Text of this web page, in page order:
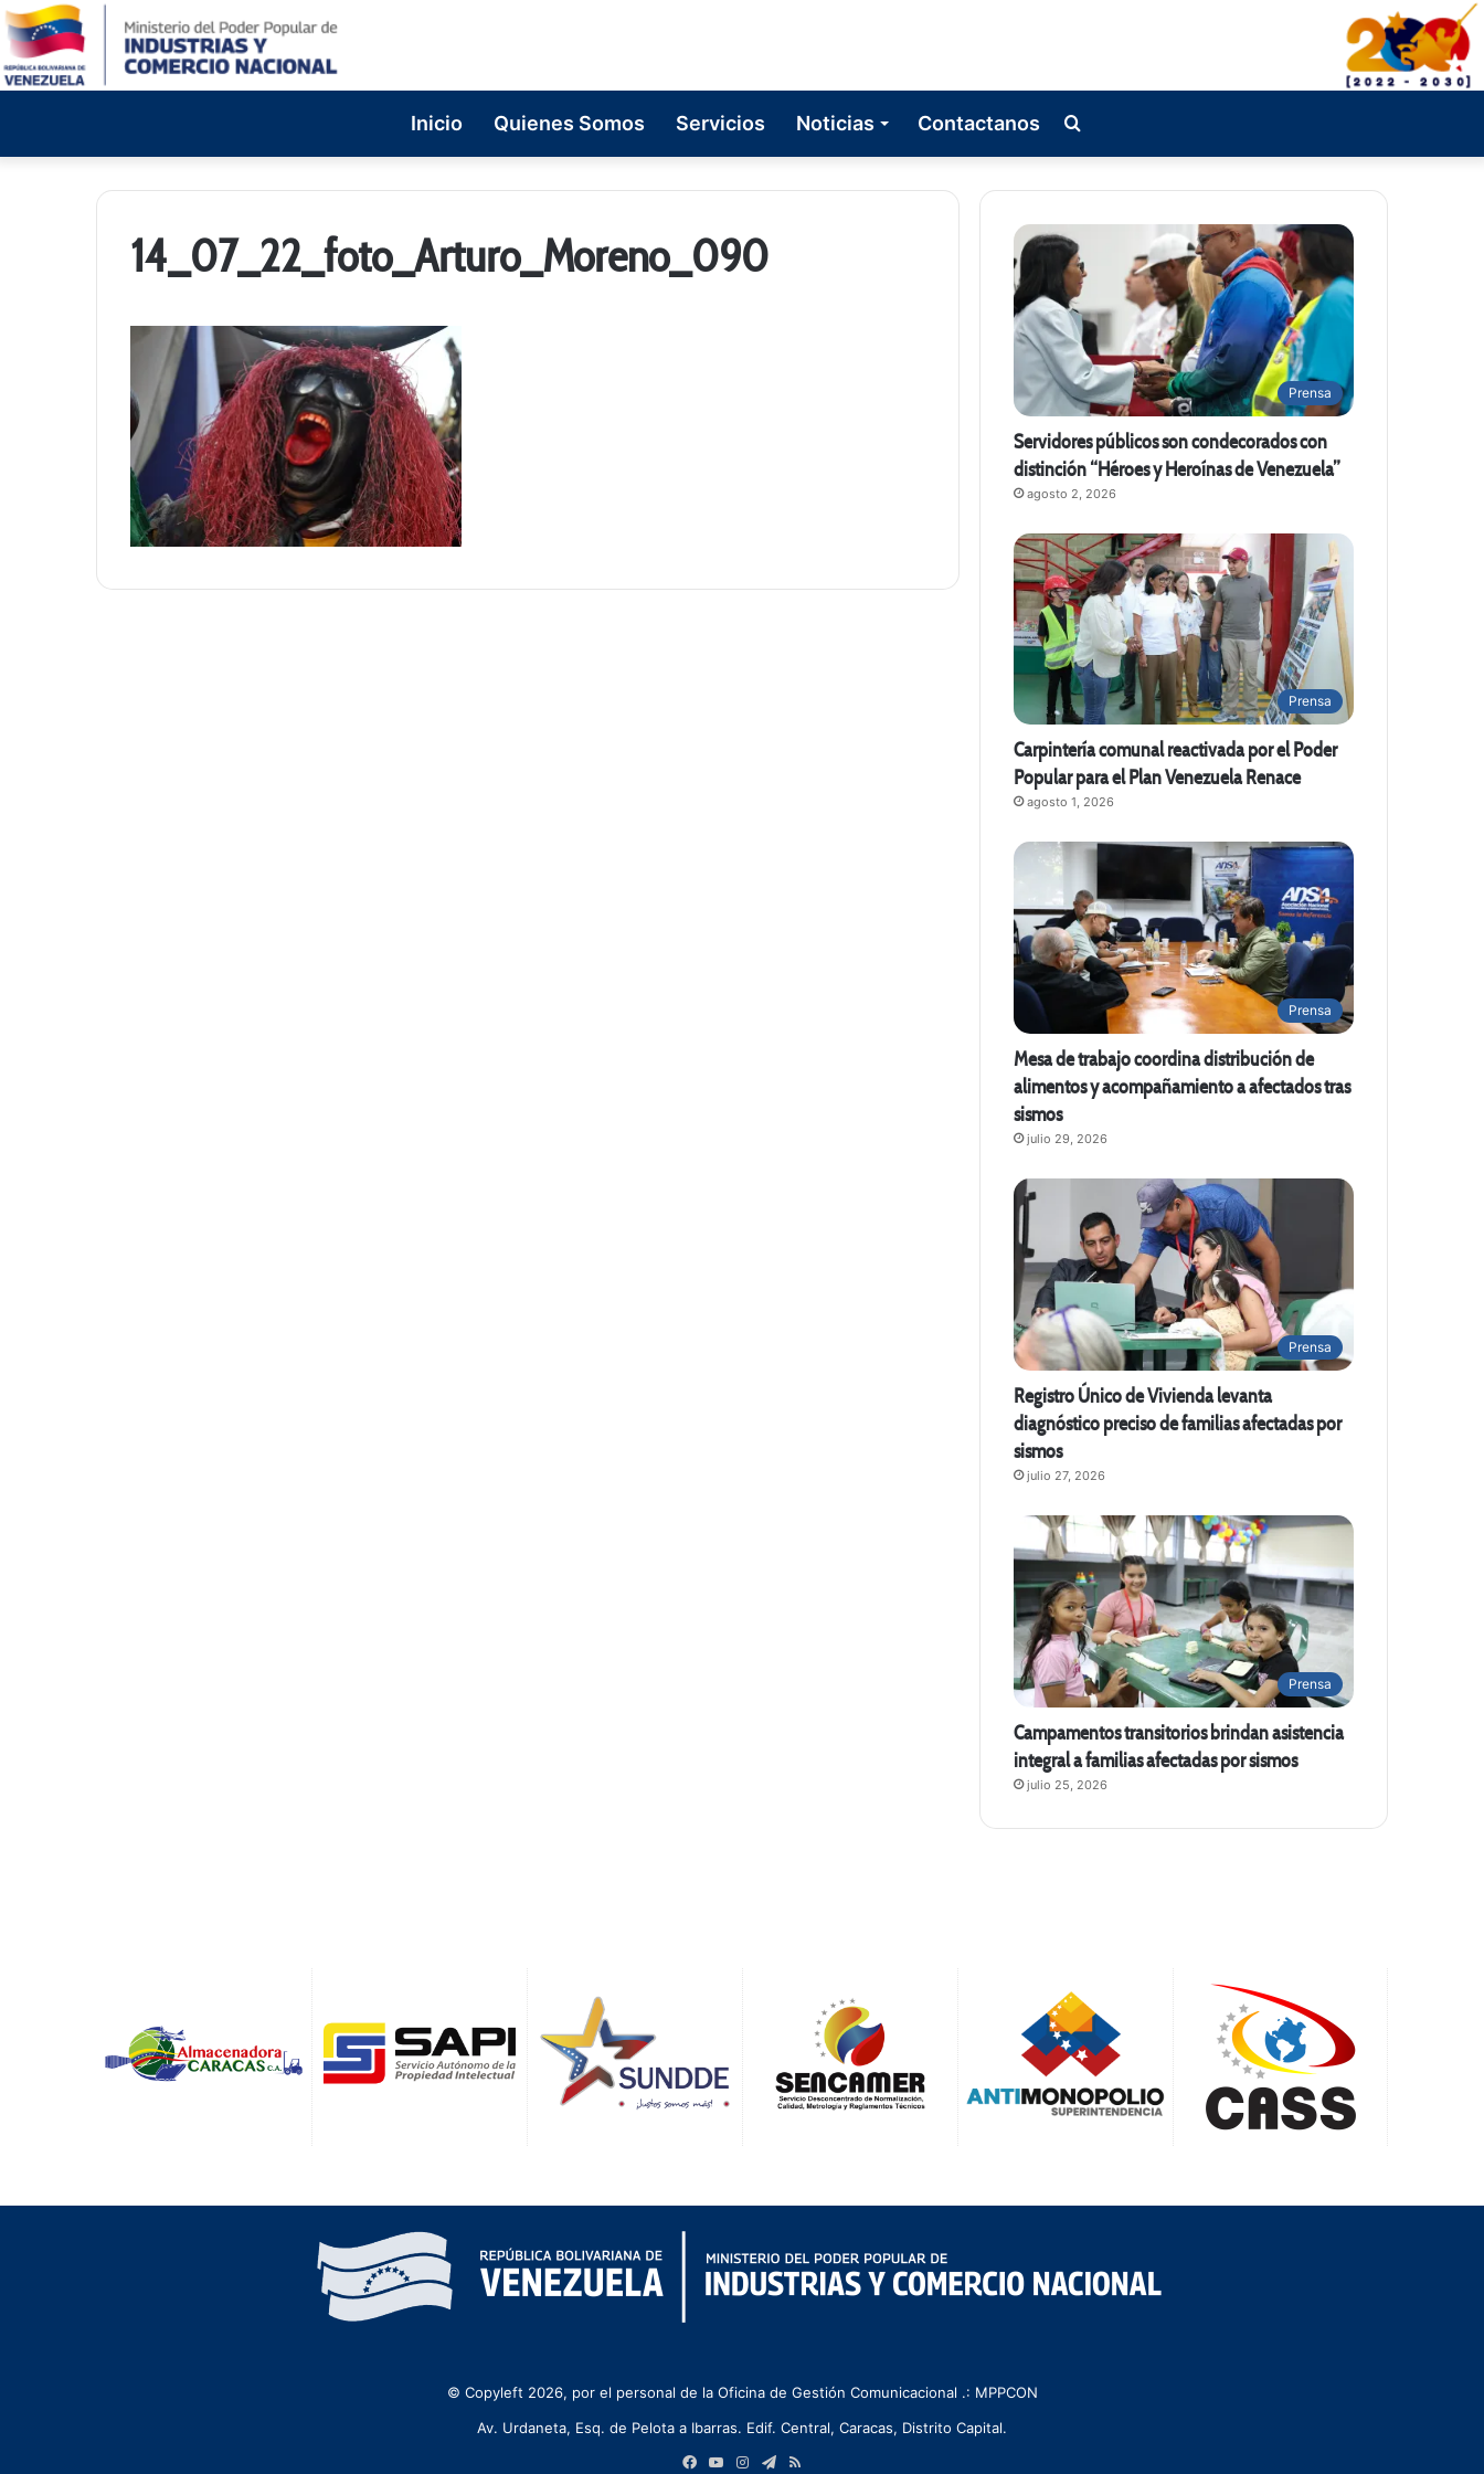
Inicio Quienes Somos Servicios Noticias Contactanos
de
14_07_22_foto_Arturo_Moreno_090
Prensa
Servidores públicos son condecorados con
distinción “Héroes y Heroínas de Venezuela”
agosto 2, 2026
Prensa
Carpintería comunal reactivada por el Poder
Popular para el Plan Venezuela Renace
agosto 1, 2026
Prensa
Mesa de trabajo coordina distribución de
alimentos y acompañamiento a afectados tras
sismos
julio 29, 2026
Prensa
Registro Único de Vivienda levanta
diagnóstico preciso de familias afectadas por
sismos
julio 27, 2026
Prensa
Campamentos transitorios brindan asistencia
integral a familias afectadas por sismos
julio 25, 2026
© Copyleft 2026, por el personal de la Oficina de Gestión Comunicacional .: MPPCON
Av. Urdaneta, Esq. de Pelota a Ibarras. Edif. Central, Caracas, Distrito Capital.
Facebook
YouTubeInstagram
Telegram